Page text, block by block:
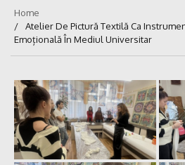
Home
Atelier De Pictură Textilă Ca
Emoțională În Mediul Universitar